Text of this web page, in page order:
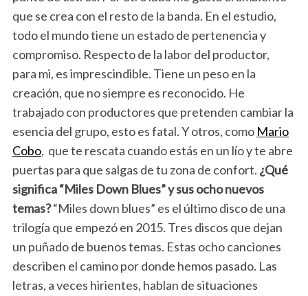
que se crea con el resto de la banda. En el estudio,
todo el mundo tiene un estado de pertenencia y
compromiso. Respecto de la labor del productor,
para mi, es imprescindible. Tiene un peso en la
creación, que no siempre es reconocido. He
trabajado con productores que pretenden cambiar la
esencia del grupo, esto es fatal. Y otros, como Mario
Cobo, que te rescata cuando estás en un lío y te abre
puertas para que salgas de tu zona de confort. ¿Qué
significa“Miles Down Blues” y sus ocho nuevos
temas?“Miles down blues” es el último disco de una
trilogía que empezó en 2015. Tres discos que dejan
un puñado de buenos temas. Estas ocho canciones
describen el camino por donde hemos pasado. Las
letras, a veces hirientes, hablan de situaciones